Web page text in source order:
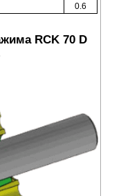
0.6
RCK 70 D